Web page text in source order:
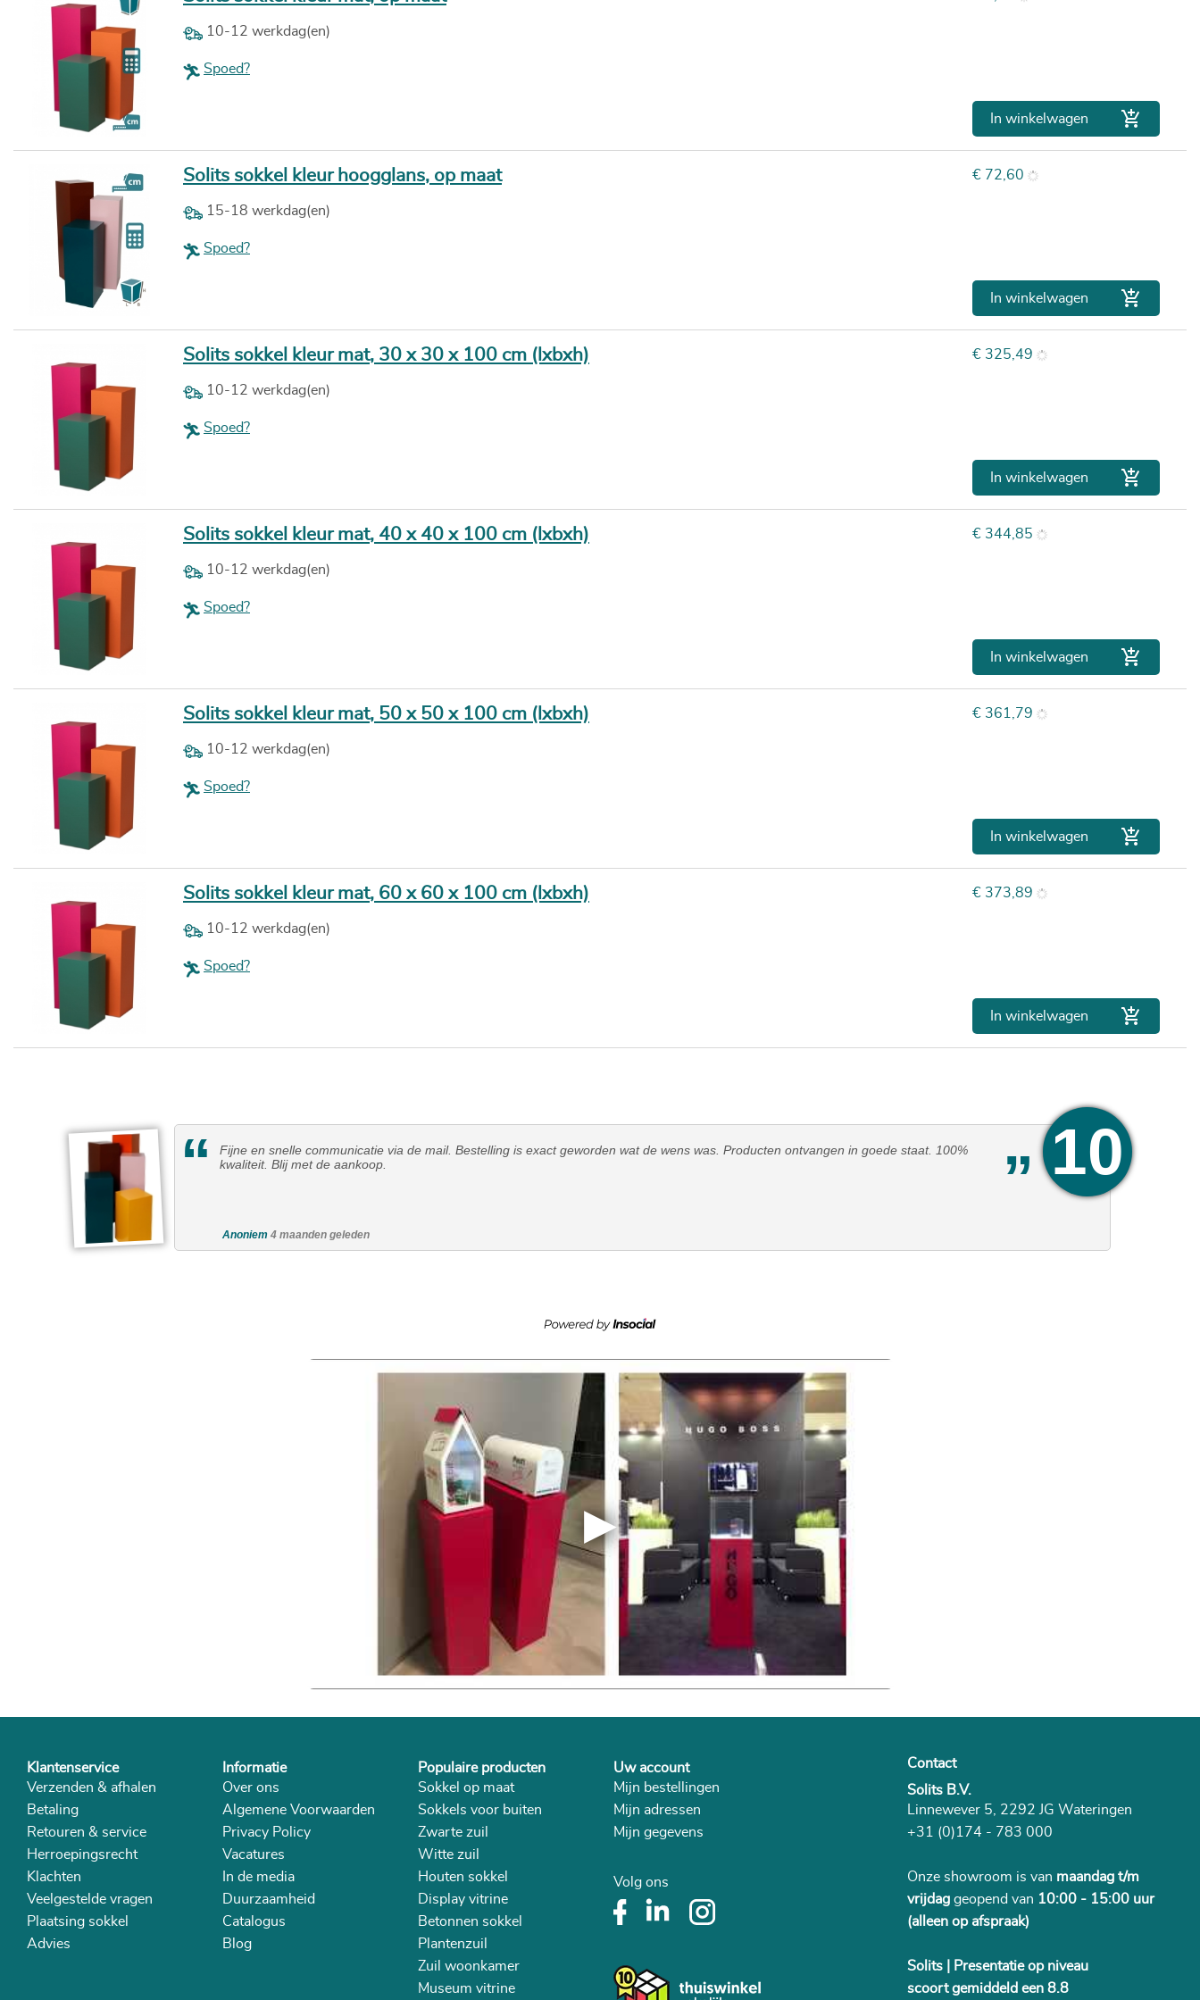
10-12 werkdag(en)
Spoed?
In winkelwagen 
Solits sokkel kleur hoogglans, op maat
15-18 werkdag(en)
Spoed?
Prijs
€ 72,60
In winkelwagen 
Solits sokkel kleur mat, 30 x 30 x 100 cm (lxbxh)
10-12 werkdag(en)
Spoed?
Prijs
€ 325,49
In winkelwagen 
Solits sokkel kleur mat, 40 x 40 x 100 cm (lxbxh)
10-12 werkdag(en)
Spoed?
Prijs
€ 344,85
In winkelwagen 
Solits sokkel kleur mat, 50 x 50 x 100 cm (lxbxh)
10-12 werkdag(en)
Spoed?
Prijs
€ 361,79
In winkelwagen 
Solits sokkel kleur mat, 60 x 60 x 100 cm (lxbxh)
10-12 werkdag(en)
Spoed?
Prijs
€ 373,89
In winkelwagen 
Klantenservice
Verzenden & afhalen
Betaling
Retouren & service
Herroepingsrecht
Klachten
Veelgestelde vragen
Plaatsing sokkel
Advies
Informatie
Over ons
Algemene Voorwaarden
Privacy Policy
Vacatures
In de media
Duurzaamheid
Catalogus
Blog
Populaire producten
Sokkel op maat
Sokkels voor buiten
Zwarte zuil
Witte zuil
Houten sokkel
Display vitrine
Betonnen sokkel
Plantenzuil
Zuil woonkamer
Museum vitrine
Uw account
Mijn bestellingen
Mijn adressen
Mijn gegevens
Volg ons
Contact
Solits B.V.
Linnewever 5, 2292 JG Wateringen
+31 (0)174 - 783 000
Onze showroom is van maandag t/m
vrijdaggeopend van 10:00 - 15:00 uur
(alleen op afspraak)
Solits | Presentatie op niveau
scoort gemiddeld een 8.8